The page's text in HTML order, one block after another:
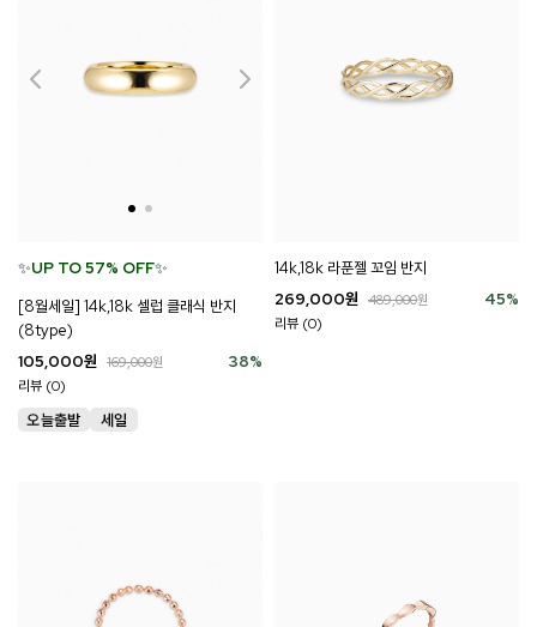
✨UP TO 57% OFF✨
[8월세일] 14k,18k 셀럽 클래식 반지
(8type)
38%
105,000원 169,000원
리뷰 (0)
14k,18k 라푼젤 꼬임 반지
45%
269,000원 489,000원
리뷰 (0)